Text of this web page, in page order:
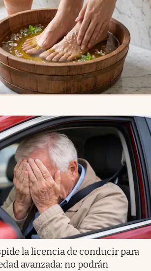
la licencia de conducir para
avanzada: no podrán